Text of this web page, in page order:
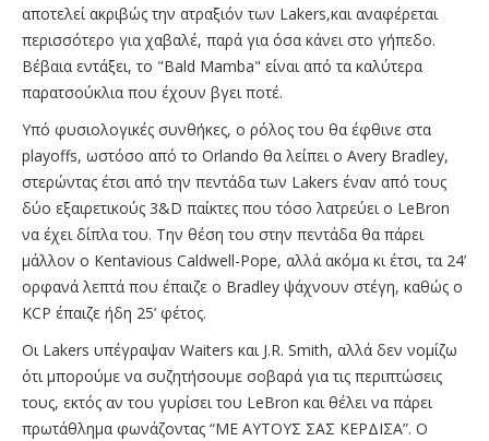
αποτελεί ακριβώς την ατραξιόν των Lakers,και αναφέρεται
περισσότερο για χαβαλέ, παρά για όσα κάνει στο γήπεδο.
Βέβαια εντάξει, το "Bald Mamba" είναι από τα καλύτερα
παρατσούκλια που έχουν βγει ποτέ.
Υπό φυσιολογικές συνθήκες, ο ρόλος του θα έφθινε στα
playoffs, ωστόσο από το Orlando θα λείπει ο Avery Bradley,
στερώντας έτσι από την πεντάδα των Lakers έναν από τους
δύο εξαιρετικούς 3&D παίκτες που τόσο λατρεύει ο LeBron
να έχει δίπλα του. Την θέση του στην πεντάδα θα πάρει
μάλλον ο Kentavious Caldwell-Pope, αλλά ακόμα κι έτσι, τα 24’
ορφανά λεπτά που έπαιζε ο Bradley ψάχνουν στέγη, καθώς ο
KCP έπαιζε ήδη 25’ φέτος.
Οι Lakers υπέγραψαν Waiters και J.R. Smith, αλλά δεν νομίζω
ότι μπορούμε να συζητήσουμε σοβαρά για τις περιπτώσεις
τους, εκτός αν του γυρίσει του LeBron και θέλει να πάρει
πρωτάθλημα φωνάζοντας “ΜΕ ΑΥΤΟΥΣ ΣΑΣ ΚΕΡΔΙΣΑ”. Ο